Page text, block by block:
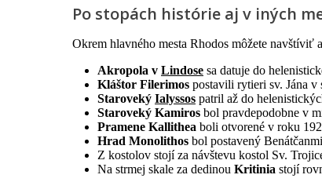
Po stopách histórie aj v iných
Okrem hlavného mesta Rhodos môžete navštíviť
Akropola v Lindose sa datuje do
Kláštor Filerimos postavili rytieri sv. Jána v
Staroveký Ialyssos patril až do
Staroveký Kamiros bol pravdepodobne v
Pramene Kallithea boli otvorené v roku
Hrad Monolithos bol postavený
Z kostolov stojí za návštevu kostol Sv.
Na strmej skale za dedinou Kritinia stojí